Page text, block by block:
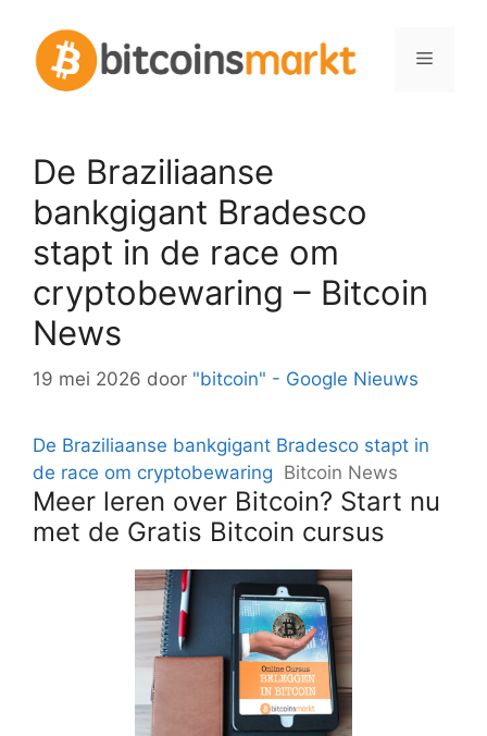
inhoud
Menu
De Braziliaanse
bankgigant Bradesco
stapt in de race om
cryptobewaring – Bitcoin
News
19 mei 2026 door "bitcoin" - Google Nieuws
De Braziliaanse bankgigant Bradesco stapt in
de race om cryptobewaring Bitcoin News
Meer leren over Bitcoin? Start nu
met de Gratis Bitcoin cursus